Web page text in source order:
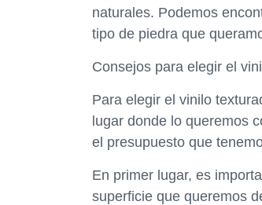
naturales. Podemos
tipo de piedra que
Consejos para elegir el
Para elegir el vinilo
lugar donde lo queremos
el presupuesto que
En primer lugar, es
superficie que queremos